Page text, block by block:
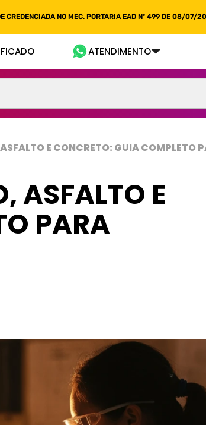
CREDENCIADA NO MEC. PORTARIA EAD Nº 499 DE 08/07/
ATENDIMENTO
E CONCRETO: GUIA COMPLETO
ASFALTO E
PARA